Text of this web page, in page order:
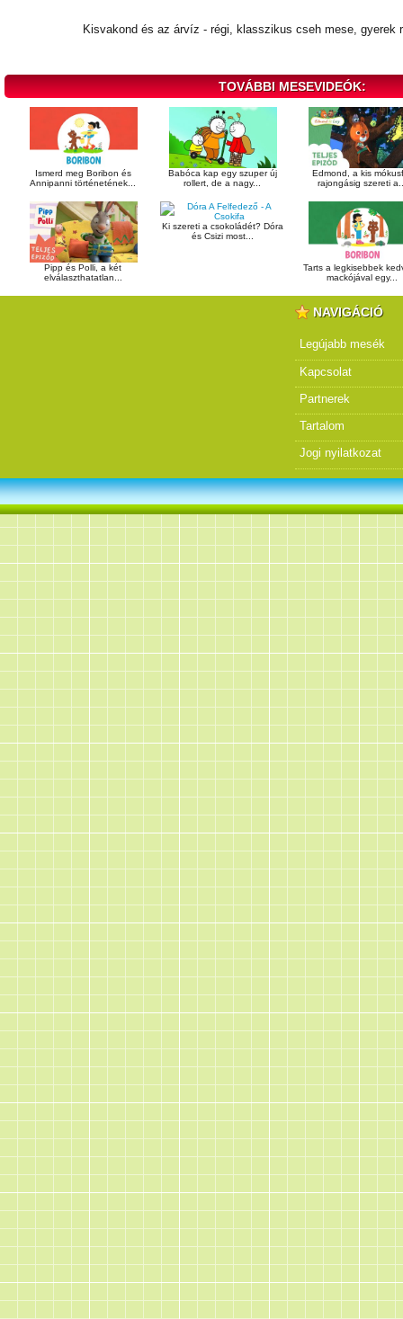
Kisvakond és az árvíz - régi, klasszikus cseh mese, gyerek
TOVÁBBI MESEVIDEÓK:
Ismerd meg Boribon és
Annipanni történetének...
Babóca kap egy szuper új
rollert, de a nagy...
Edmond, a kis
rajongásig szereti
Pipp és Polli, a két
elválaszthatatlan...
Ki szereti a csokoládét? Dóra
és Csizi most...
Tarts a legkisebbek
mackójával egy...
NAVIGÁCIÓ
Legújabb mesék
Kapcsolat
Partnerek
Tartalom
Jogi nyilatkozat